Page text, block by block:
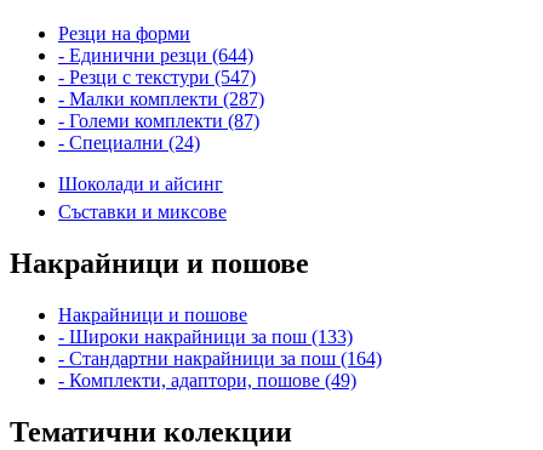
Резци на форми
- Единични резци (644)
- Резци с текстури (547)
- Малки комплекти (287)
- Големи комплекти (87)
- Специални (24)
Шоколади и айсинг
Съставки и миксове
Накрайници и пошове
Накрайници и пошове
- Широки накрайници за пош (133)
- Стандартни накрайници за пош (164)
- Комплекти, адаптори, пошове (49)
Тематични колекции